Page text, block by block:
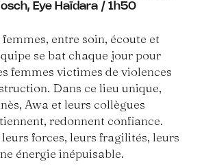
Eye Haïdara / 1h50
entre soin, écoute et
se bat chaque jour pour
femmes victimes de violences
Dans ce lieu unique,
Awa et leurs collègues
redonnent confiance.
forces, leurs fragilités, leurs
énergie inépuisable.